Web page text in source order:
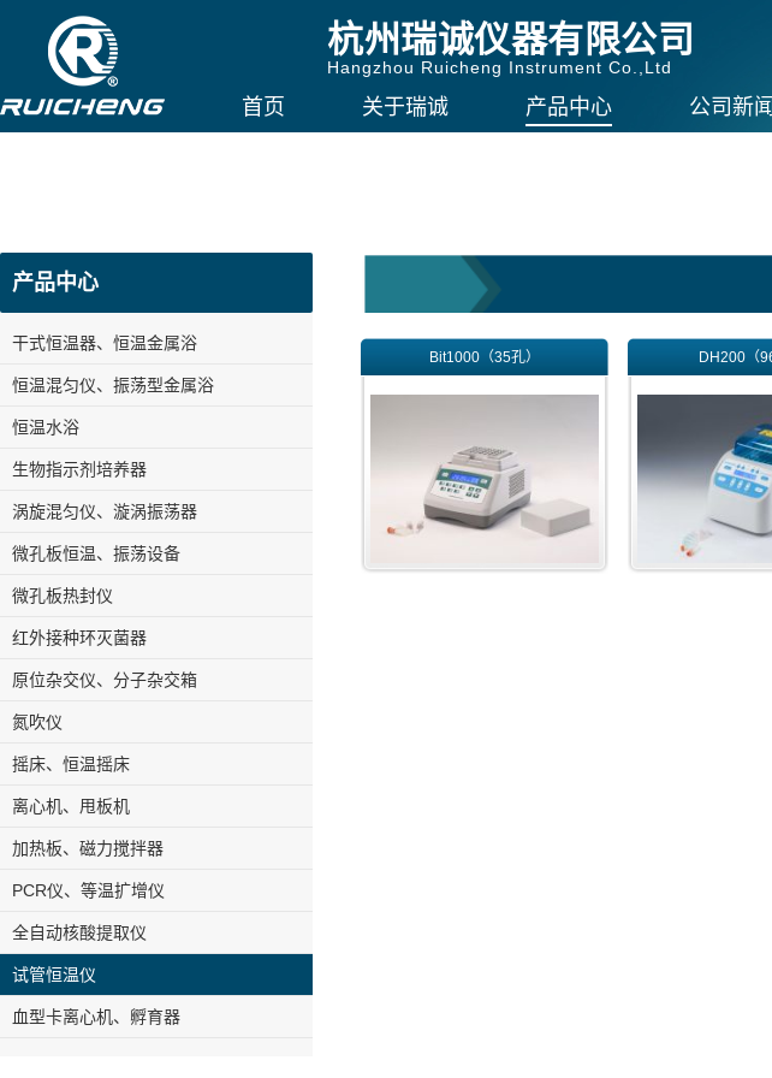
杭州瑞诚仪器有限公司
Hangzhou Ruicheng Instrument Co.,Ltd
首页 关于瑞诚 产品中心 公司新闻
产品中心
干式恒温器、恒温金属浴
恒温混匀仪、振荡型金属浴
恒温水浴
生物指示剂培养器
涡旋混匀仪、漩涡振荡器
微孔板恒温、振荡设备
微孔板热封仪
红外接种环灭菌器
原位杂交仪、分子杂交箱
氮吹仪
摇床、恒温摇床
离心机、甩板机
加热板、磁力搅拌器
PCR仪、等温扩增仪
全自动核酸提取仪
试管恒温仪
血型卡离心机、孵育器
Bit1000（35孔） DH200（